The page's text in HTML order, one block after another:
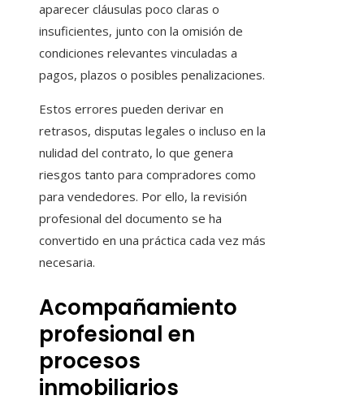
aparecer cláusulas poco claras o
insuficientes, junto con la omisión de
condiciones relevantes vinculadas a
pagos, plazos o posibles penalizaciones.
Estos errores pueden derivar en
retrasos, disputas legales o incluso en la
nulidad del contrato, lo que genera
riesgos tanto para compradores como
para vendedores. Por ello, la revisión
profesional del documento se ha
convertido en una práctica cada vez más
necesaria.
Acompañamiento
profesional en
procesos
inmobiliarios